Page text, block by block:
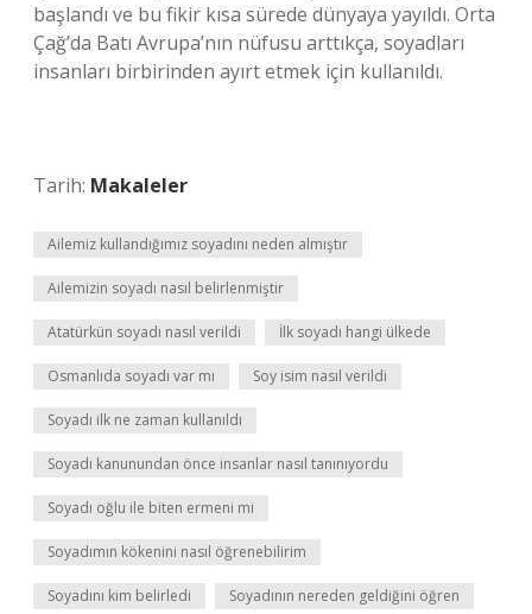
başlandı ve bu fikir kısa sürede dünyaya yayıldı. Orta
Çağ’da Batı Avrupa’nın nüfusu arttıkça, soyadları
insanları birbirinden ayırt etmek için kullanıldı.
Tarih: Makaleler
Ailemiz kullandığımız soyadını neden almıştır
Ailemizin soyadı nasıl belirlenmiştir
Atatürkün soyadı nasıl verildi İlk soyadı hangi ülkede
Osmanlıda soyadı var mı Soy isim nasıl verildi
Soyadı ilk ne zaman kullanıldı
Soyadı kanunundan önce insanlar nasıl tanınıyordu
Soyadı oğlu ile biten ermeni mi
Soyadımın kökenini nasıl öğrenebilirim
Soyadını kim belirledi Soyadının nereden geldiğini öğren